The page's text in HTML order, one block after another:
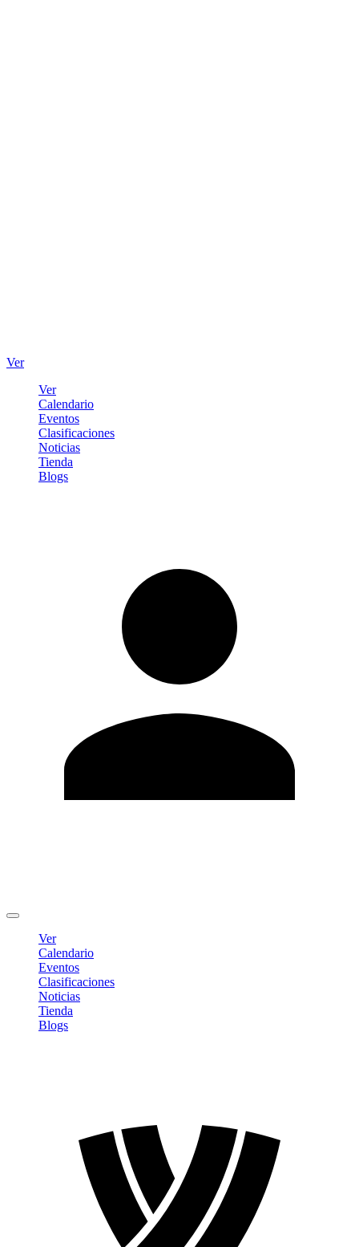
Ver
Ver
Calendario
Eventos
Clasificaciones
Noticias
Tienda
Blogs
Ver
Calendario
Eventos
Clasificaciones
Noticias
Tienda
Blogs